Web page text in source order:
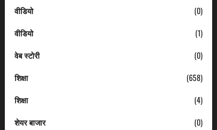
वीडियो
(0)
वीडियो
(1)
वेब स्टोरी
(0)
शिक्षा
(658)
शिक्षा
(4)
शेयर बाजार
(0)